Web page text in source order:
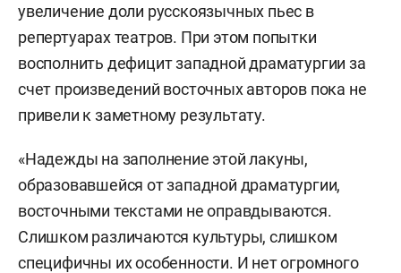
увеличение доли русскоязычных пьес в
репертуарах театров. При этом попытки
восполнить дефицит западной драматургии за
счет произведений восточных авторов пока не
привели к заметному результату.
«Надежды на заполнение этой лакуны,
образовавшейся от западной драматургии,
восточными текстами не оправдываются.
Слишком различаются культуры, слишком
специфичны их особенности. И нет огромного